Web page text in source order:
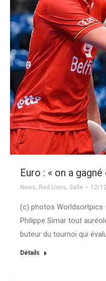
Euro : « on a
News Red Lions Salle 12/
(c) photos Worldsortpics
Philippe Simar tout
buteur du tournoi qui
Détails